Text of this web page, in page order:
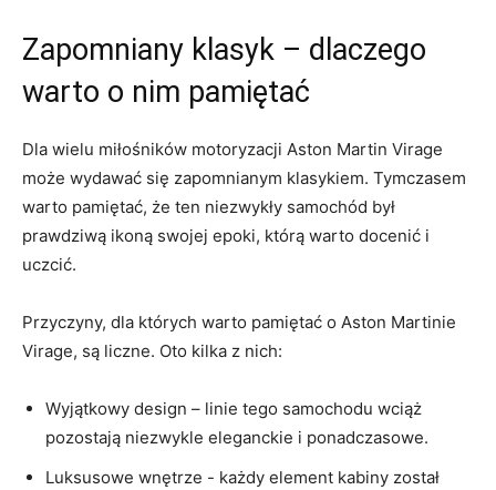
Zapomniany‍ klasyk – dlaczego
warto ⁢o ⁢nim​ pamiętać
Dla wielu ​miłośników ⁢motoryzacji⁣ Aston Martin ⁢Virage
może wydawać się zapomnianym klasykiem. ​Tymczasem
warto pamiętać, że ten‌ niezwykły samochód był
prawdziwą ⁣ikoną⁤ swojej epoki, którą⁢ warto docenić i
uczcić.
Przyczyny, dla których warto‍ pamiętać ⁢o Aston Martinie⁢
Virage, są liczne. ⁣Oto kilka z nich:
Wyjątkowy⁤ design – linie⁢ tego samochodu ⁣wciąż
pozostają niezwykle eleganckie​ i ponadczasowe.
Luksusowe ⁣wnętrze -⁢ każdy element‌ kabiny został